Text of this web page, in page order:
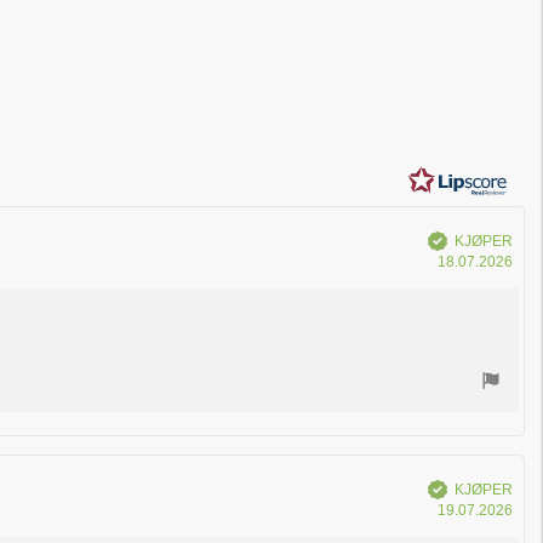
Verifisert
KJØPER
18.07.2026
Verifisert
KJØPER
19.07.2026